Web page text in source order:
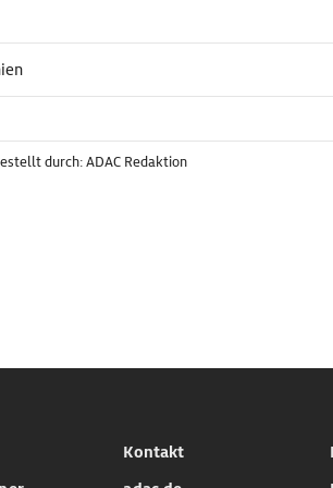
durch: ADAC Redaktion
Kontakt